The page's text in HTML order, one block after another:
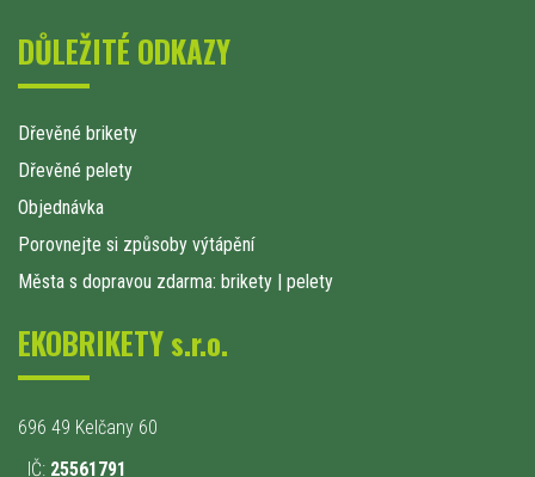
DŮLEŽITÉ ODKAZY
Dřevěné brikety
Dřevěné pelety
Objednávka
Porovnejte si způsoby výtápění
Města s dopravou zdarma: brikety | pelety
EKOBRIKETY s.r.o.
696 49 Kelčany 60
IČ: 25561791